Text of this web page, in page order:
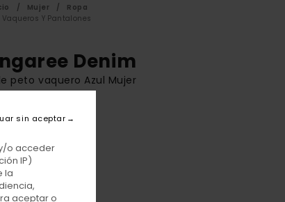
Mujer
Ropa
Y Pantalones
Denim
peto vaquero Azul Mujer
Indigo
o acceder
IP)
la
aceptar o
sin aceptar